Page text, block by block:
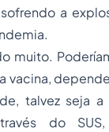
a
muito.
vacina,
talvez seja
do SUS,